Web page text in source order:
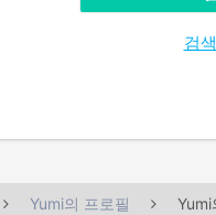
검
Yumi의 프로필 Yumi